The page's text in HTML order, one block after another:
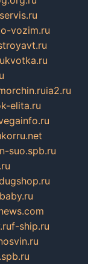
vozim.ru
kvotka.ru
ia2.ru
elita.ru
korru.net
suo.spb.ru
f-ship.ru